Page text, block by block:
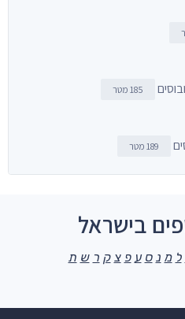
185 מטר
189 מטר
בישראל
ל מ נ ס ע פ צ ק ר ש ת